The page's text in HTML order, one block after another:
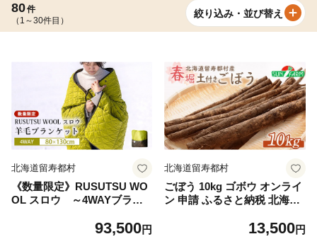
80件
（1～30件目）
絞り込み・並び替え
北海道留寿都村
《数量限定》RUSUTSU WO
OL スロウ ～4WAYブラン
ランケット ウール ウール ル
93,500円
北海道留寿都村
ごぼう 10kg ゴボウ オンライ
ン 申請 ふるさと納税 北海道
鮮 採れたて サラダ きんぴら
13,500円